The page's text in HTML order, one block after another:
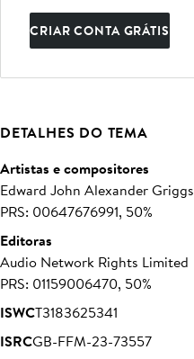
CRIAR CONTA GRÁTIS
DETALHES DO TEMA
Artistas e compositores
Edward John Alexander Griggs
PRS: 00647676991, 50%
Editoras
Audio Network Rights Limited
PRS: 01159006470, 50%
ISWCT3183625341
ISRCGB-FFM-23-73557